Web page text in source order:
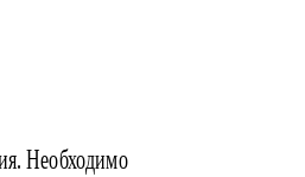
Необходимо